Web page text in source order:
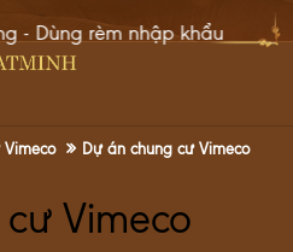
nhập khẩu
Dự án chung cư Vimeco
Vimeco